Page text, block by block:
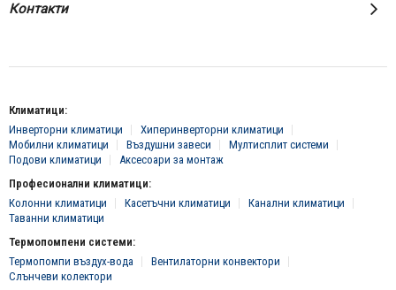
Контакти
Климатици:
Инверторни климатици
Хиперинверторни климатици
Мобилни климатици
Въздушни завеси
Мултисплит системи
Подови климатици
Аксесоари за монтаж
Професионални климатици:
Колонни климатици
Касетъчни климатици
Канални климатици
Таванни климатици
Термопомпени системи:
Термопомпи въздух-вода
Вентилаторни конвектори
Слънчеви колектори